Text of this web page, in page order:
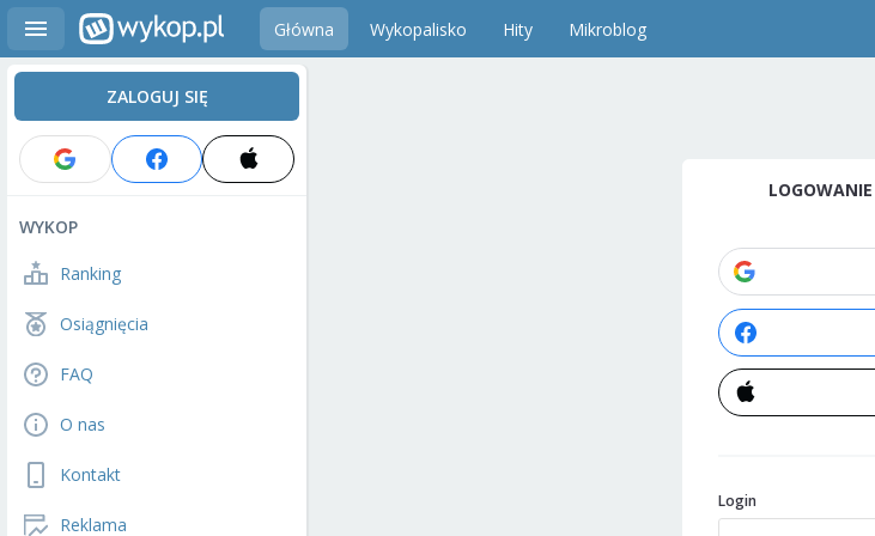
Główna Wykopalisko Hity Mikroblog
ZALOGUJ SIĘ
WYKOP
Ranking
Osiągnięcia
FAQ
O nas
Kontakt
Reklama
LOGOWANIE
Login